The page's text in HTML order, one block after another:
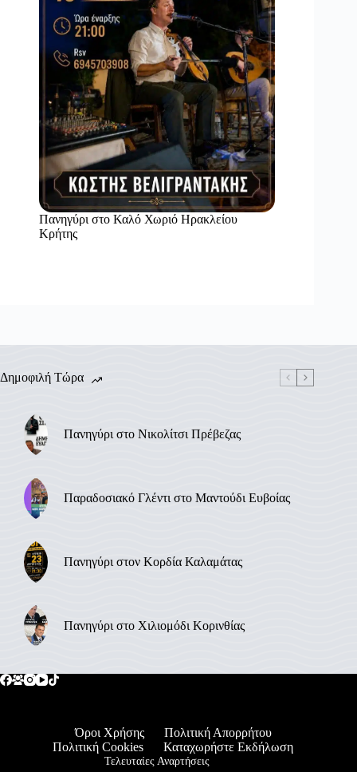
Πανηγύρι στο Καλό Χωριό Ηρακλείου
Κρήτης
Δημοφιλή Τώρα
Πανηγύρι στο Νικολίτσι Πρέβεζας
Παραδοσιακό Γλέντι στο Μαντούδι Ευβοίας
Πανηγύρι στον Κορδία Καλαμάτας
Πανηγύρι στο Χιλιομόδι Κορινθίας
Όροι Χρήσης
Πολιτική Απορρήτου
Πολιτική Cookies
Καταχωρήστε Εκδήλωση
Τελευταίες Αναρτήσεις